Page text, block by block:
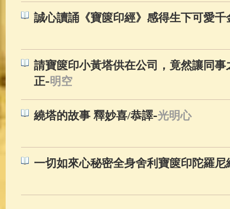
誠心讀誦《寶篋印經》感得生下可愛千
請寶篋印小黃塔供在公司，竟然讓同
正-明空
繞塔的故事 釋妙喜/恭譯-光明心
一切如來心秘密全身舍利寶篋印陀羅尼